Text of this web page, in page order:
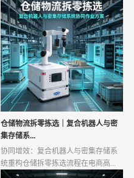
仓储物流拆零拣选｜复合机器人与密
集存储系...
协同增效：复合机器人与密集存储系
统重构仓储拆零拣选流程在电商高...